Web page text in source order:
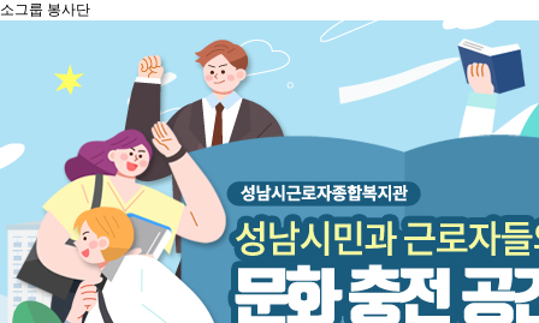
소그룹 봉사단